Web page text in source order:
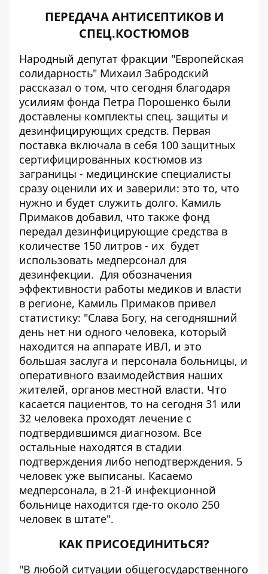
ПЕРЕДАЧА АНТИСЕПТИКОВ И
СПЕЦ.КОСТЮМОВ
Народный депутат фракции "Европейская
солидарность" Михаил Забродский
рассказал о том, что сегодня благодаря
усилиям фонда Петра Порошенко были
доставлены комплекты спец. защиты и
дезинфицирующих средств. Первая
поставка включала в себя 100 защитных
сертифицированных костюмов из
заграницы - медицинские специалисты
сразу оценили их и заверили: это то, что
нужно и будет служить долго. Камиль
Примаков добавил, что также фонд
передал дезинфицирующие средства в
количестве 150 литров - их будет
использовать медперсонал для
дезинфекции. Для обозначения
эффективности работы медиков и власти
в регионе, Камиль Примаков привел
статистику: "Слава Богу, на сегодняшний
день нет ни одного человека, который
находится на аппарате ИВЛ, и это
большая заслуга и персонала больницы, и
оперативного взаимодействия наших
жителей, органов местной власти. Что
касается пациентов, то на сегодня 31 или
32 человека проходят лечение с
подтвердившимся диагнозом. Все
остальные находятся в стадии
подтверждения либо неподтверждения. 5
человек уже выписаны. Касаемо
медперсонала, в 21-й инфекционной
больнице находится где-то около 250
человек в штате".
КАК ПРИСОЕДИНИТЬСЯ?
"В любой ситуации общегосударственного